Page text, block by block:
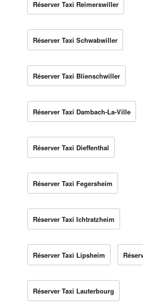
Réserver Taxi Reimerswiller
Réserver Taxi Schwabwiller
Réserver Taxi Blienschwiller
Réserver Taxi Dambach-La-Ville
Réserver Taxi Dieffenthal
Réserver Taxi Fegersheim
Réserver Taxi Ichtratzheim
Réserver Taxi Lipsheim
Réserver Taxi Lauterbourg